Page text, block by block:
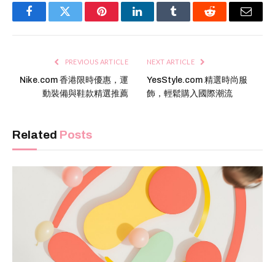
FacebookTwitter PinterestLinkedInTumblr Reddit Email
PREVIOUS ARTICLE
Nike.com 香港限時優惠，運
動裝備與鞋款精選推薦
NEXT ARTICLE
YesStyle.com 精選時尚服
飾，輕鬆購入國際潮流
Related Posts